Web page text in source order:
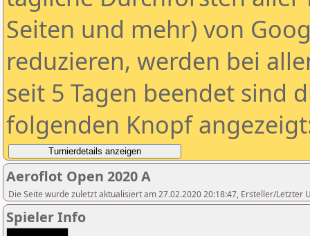
Seiten und mehr) von
reduzieren, werden bei
seit 5 Tagen beendet sind
folgenden Knopf
Aeroflot Open 2020 A
Die Seite wurde zuletzt aktualisiert am 27.02.2020 20:18:47, Ersteller/Letzter
Spieler Info